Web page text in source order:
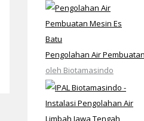
Pengolahan Air
oleh Biotamasindo